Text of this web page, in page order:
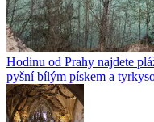
Hodinu od Prahy najdete
pyšní bílým pískem a